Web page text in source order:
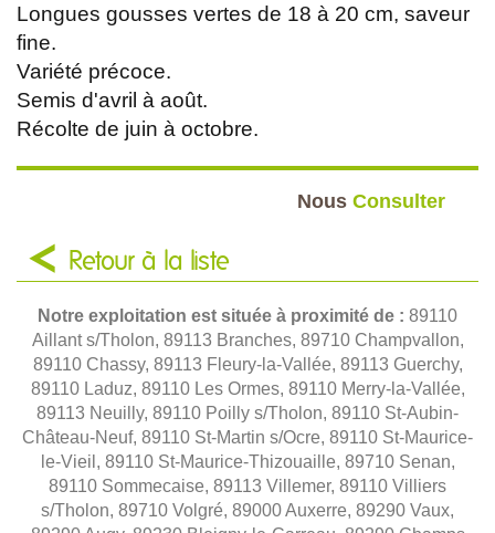
Longues gousses vertes de 18 à 20 cm, saveur
fine.
Variété précoce.
Semis d'avril à août.
Récolte de juin à octobre.
Nous Consulter
Retour à la liste
Notre exploitation est située à proximité de : 89110
Aillant s/Tholon, 89113 Branches, 89710 Champvallon,
89110 Chassy, 89113 Fleury-la-Vallée, 89113 Guerchy,
89110 Laduz, 89110 Les Ormes, 89110 Merry-la-Vallée,
89113 Neuilly, 89110 Poilly s/Tholon, 89110 St-Aubin-
Château-Neuf, 89110 St-Martin s/Ocre, 89110 St-Maurice-
le-Vieil, 89110 St-Maurice-Thizouaille, 89710 Senan,
89110 Sommecaise, 89113 Villemer, 89110 Villiers
s/Tholon, 89710 Volgré, 89000 Auxerre, 89290 Vaux,